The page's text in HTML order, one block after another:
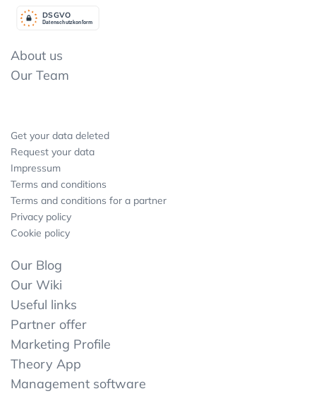
Datenschutzkonform
DSGVO
About us
Our Team
Get your data deleted
Request your data
Impressum
Terms and conditions
Terms and conditions for a partner
Privacy policy
Cookie policy
Our Blog
Our Wiki
Useful links
Partner offer
Marketing Profile
Theory App
Management software